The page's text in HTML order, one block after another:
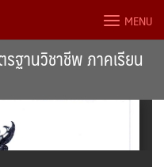
MENU
ฐานวิชาชีพ ภาคเรียน